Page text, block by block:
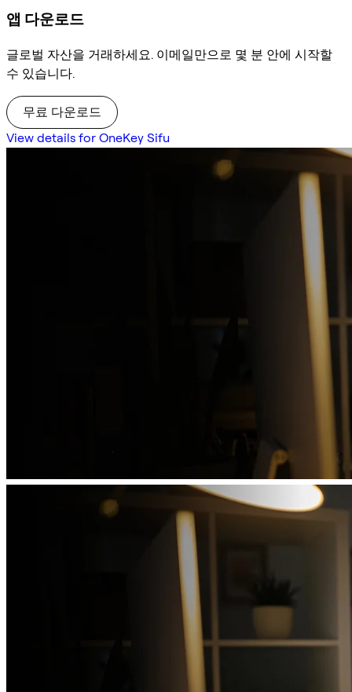
앱 다운로드
글로벌 자산을 거래하세요. 이메일만으로 몇 분 안에 시작할
수 있습니다.
무료 다운로드
View details for OneKey Sifu